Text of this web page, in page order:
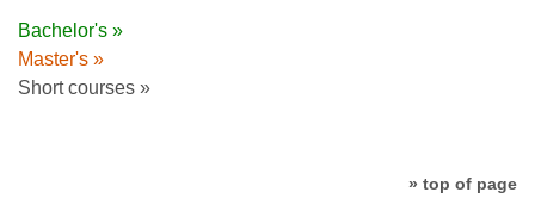
Bachelor's »
Master's »
Short courses »
» top of page